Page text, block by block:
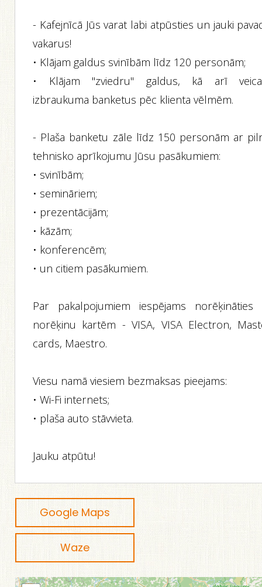
- Kafejnīcā Jūs varat labi atpūsties un jauki
vakarus!
• Klājam galdus svinībām līdz 120 personām;
• Klājam "zviedru" galdus, kā arī
izbraukuma banketus pēc klienta vēlmēm.
- Plaša banketu zāle līdz 150 personām ar
tehnisko aprīkojumu Jūsu pasākumiem:
• svinībām;
• semināriem;
• prezentācijām;
• kāzām;
• konferencēm;
• un citiem pasākumiem.
Par pakalpojumiem iespējams norēķināties
norēķinu kartēm - VISA, VISA Electron,
cards, Maestro.
Viesu namā viesiem bezmaksas pieejams:
• Wi-Fi internets;
• plaša auto stāvvieta.
Jauku atpūtu!
Google Maps
Waze